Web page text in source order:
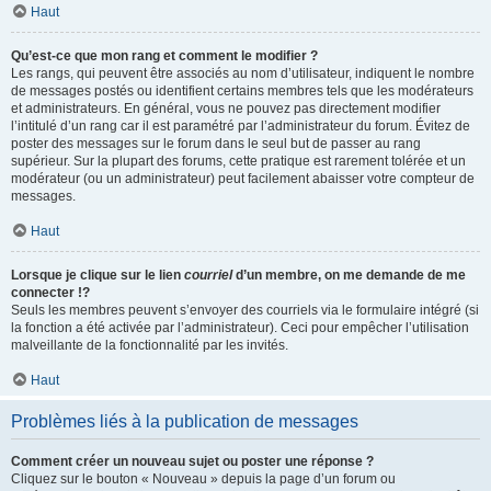
Haut
Qu’est-ce que mon rang et comment le modifier ?
Les rangs, qui peuvent être associés au nom d’utilisateur, indiquent le nombre
de messages postés ou identifient certains membres tels que les modérateurs
et administrateurs. En général, vous ne pouvez pas directement modifier
l’intitulé d’un rang car il est paramétré par l’administrateur du forum. Évitez de
poster des messages sur le forum dans le seul but de passer au rang
supérieur. Sur la plupart des forums, cette pratique est rarement tolérée et un
modérateur (ou un administrateur) peut facilement abaisser votre compteur de
messages.
Haut
Lorsque je clique sur le lien courrield’un membre, on me demande de me
connecter !?
Seuls les membres peuvent s’envoyer des courriels via le formulaire intégré (si
la fonction a été activée par l’administrateur). Ceci pour empêcher l’utilisation
malveillante de la fonctionnalité par les invités.
Haut
Problèmes liés à la publication de messages
Comment créer un nouveau sujet ou poster une réponse ?
Cliquez sur le bouton « Nouveau » depuis la page d’un forum ou